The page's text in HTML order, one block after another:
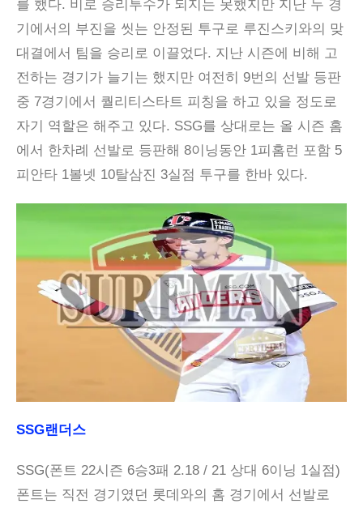
를 했다. 비로 승리투수가 되지는 못했지만 지난 두 경
기에서의 부진을 씻는 안정된 투구로 루진스키와의 맞
대결에서 팀을 승리로 이끌었다. 지난 시즌에 비해 고
전하는 경기가 늘기는 했지만 여전히 9번의 선발 등판
중 7경기에서 퀄리티스타트 피칭을 하고 있을 정도로
자기 역할은 해주고 있다. SSG를 상대로는 올 시즌 홈
에서 한차례 선발로 등판해 8이닝동안 1피홈런 포함 5
피안타 1볼넷 10탈삼진 3실점 투구를 한바 있다.
SSG랜더스
SSG(폰트 22시즌 6승3패 2.18 / 21 상대 6이닝 1실점)
폰트는 직전 경기였던 롯데와의 홈 경기에서 선발로